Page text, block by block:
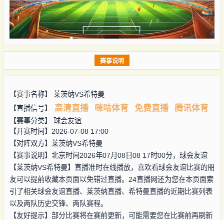
赛事说明
【赛事名称】 莱茨纳VS希特曼
【直播信号】
高清直播 咪咕体育 免费直播 腾讯体育
【赛事分类】 球会友谊
【开赛时间】2026-07-08 17:00
【对阵双方】 莱茨纳VS希特曼
【赛事说明】北京时间2026年07月08日08 17时00分，球会友谊
【莱茨纳VS希特曼】直播准时在线播放，喜欢看球会友谊比赛的朋
友可以提前收藏本页面以免错过直播。24直播网还为您在本页面索
引了相关球会友谊直播、莱茨纳直播、希特曼直播的近期比赛列表
以及两队历史交锋、两队赛程。
【友好提示】部分比赛将在赛前更新，可能需要您在比赛前再刷新